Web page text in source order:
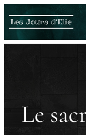
Les Jours d'Elie
Le